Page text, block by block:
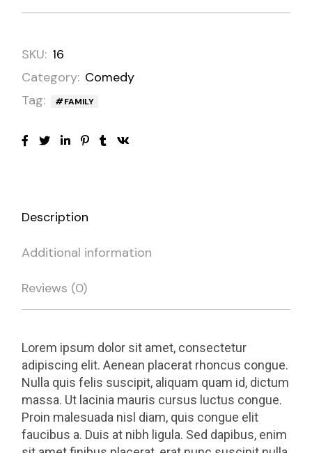
SKU: 16
Category: Comedy
Tag:
FAMILY
Description
Additional information
Reviews (0)
Lorem ipsum dolor sit amet, consectetur
adipiscing elit. Aenean placerat rhoncus congue.
Nulla quis felis suscipit, aliquam quam id, dictum
massa. Ut lacinia mauris cursus luctus congue.
Proin malesuada nisl diam, quis congue elit
faucibus a. Duis at nibh ligula. Sed dapibus, enim